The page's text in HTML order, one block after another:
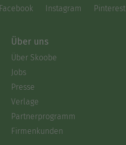
Facebook Instagram Pinterest
Über uns
Über Skoobe
Jobs
Presse
Verlage
Partnerprogramm
Firmenkunden